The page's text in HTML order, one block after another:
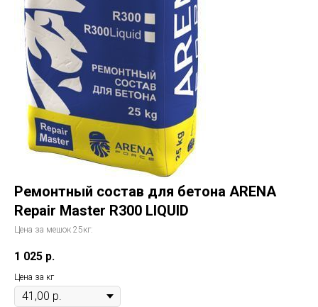
Ремонтный состав для бетона ARENA
Repair Master R300 LIQUID
Цена за мешок 25кг:
1 025 р.
Цена за кг